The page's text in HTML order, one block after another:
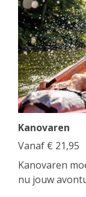
Kanovaren
Vanaf € 21,95
Kanovaren
nu jouw